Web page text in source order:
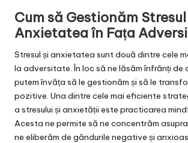
Cum să Gestionăm
Anxietatea în Fața
Stresul și anxietatea sunt două dintre cele
la adversitate. În loc să ne lăsăm înfrânți de
putem învăța să le gestionăm și să le
pozitive. Una dintre cele mai eficiente
a stresului și anxietății este practicarea
Acesta ne permite să ne concentrăm
ne eliberăm de gândurile negative și